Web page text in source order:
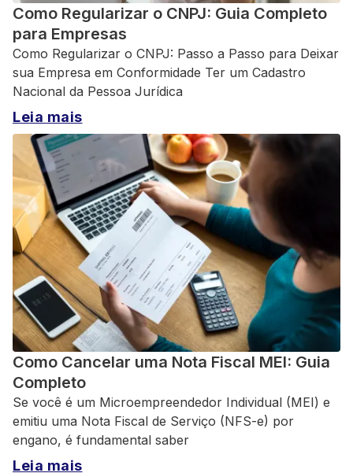
Como Regularizar o CNPJ: Guia Completo
para Empresas
Como Regularizar o CNPJ: Passo a Passo para Deixar
sua Empresa em Conformidade Ter um Cadastro
Nacional da Pessoa Jurídica
Leia mais
Como Cancelar uma Nota Fiscal MEI: Guia
Completo
Se você é um Microempreendedor Individual (MEI) e
emitiu uma Nota Fiscal de Serviço (NFS-e) por
engano, é fundamental saber
Leia mais